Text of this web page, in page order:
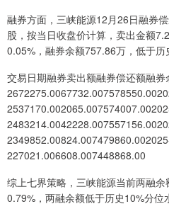
融券方面，三峡能源12月26日融券
股，按当日收盘价计算，卖出金额
0.05%，融券余额757.86万，低于历
交易日期融券卖出额融券偿还额融
227021.006608.007448868.00
综上七界策略，三峡能源当前两融
0.79%，两融余额低于历史10%分位